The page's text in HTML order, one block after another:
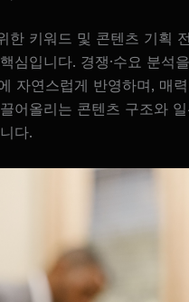
한 키워드 및 콘텐츠 기획
심입니다. 경쟁·수요 분석
자연스럽게 반영하며, 매
어올리는 콘텐츠 구조와
다.